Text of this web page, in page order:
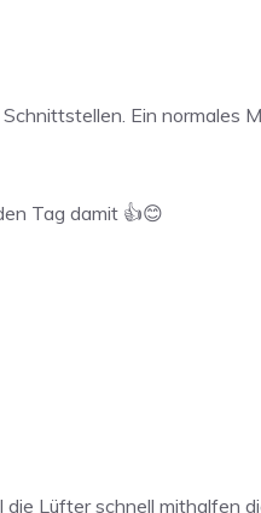
Ein normales
Tag damit 👍😊
Lüfter schnell mithalfen